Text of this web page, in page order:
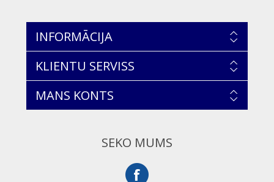
INFORMĀCIJA
KLIENTU SERVISS
MANS KONTS
SEKO MUMS